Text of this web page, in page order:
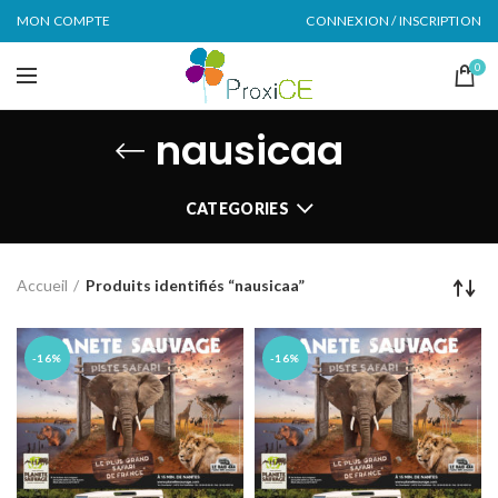
MON COMPTE CONNEXION / INSCRIPTION
0
nausicaa
CATEGORIES
Accueil Produits identifiés “nausicaa”
-16% -16%